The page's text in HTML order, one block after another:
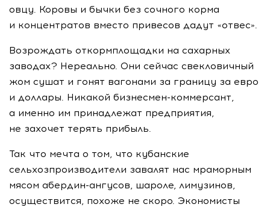
овцу. Коровы и бычки без сочного корма
и концентратов вместо привесов дадут «отвес».
Возрождать откормплощадки на сахарных
заводах? Нереально. Они сейчас свекловичный
жом сушат и гонят вагонами за границу за евро
и доллары. Никакой бизнесмен-коммерсант,
а именно им принадлежат предприятия,
не захочет терять прибыль.
Так что мечта о том, что кубанские
сельхозпроизводители завалят нас мраморным
мясом абердин-ангусов, шароле, лимузинов,
осуществится, похоже не скоро. Экономисты